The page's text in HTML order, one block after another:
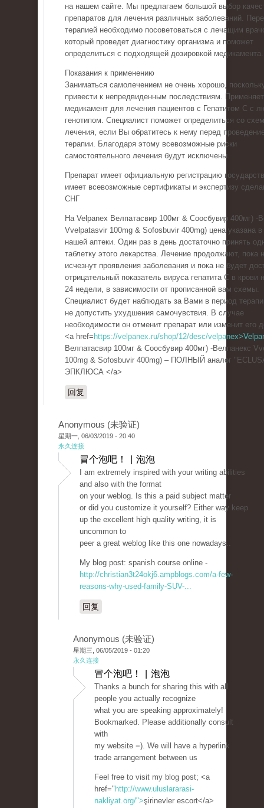
на нашем сайте. Мы предлагаем большой выбор
препаратов для лечения различных заболеваний.
терапией необходимо посоветоваться с лечащим
который проведет диагностику организма и поможет
определиться с подходящей дозировкой медикамента.
Показания к применению
Заниматься самолечением не очень хорошо,
привести к непредвиденным последствиям.
медикамент для лечения пациентов с Гепатитом С с
генотипом. Специалист поможет определиться со
лечения, если Вы обратитесь к нему перед
терапии. Благодаря этому всевозможные риски
самостоятельного лечения будут исключены.
Препарат имеет официальную регистрацию
имеет всевозможные сертификаты и экспертизу
СНГ
На Velpanex Велпатасвир 100мг & Соосбувир 400мг) -
Vvelpatasvir 100mg & Sofosbuvir 400mg) цена указана в
нашей аптеки. Один раз в день достаточно принять
таблетку этого лекарства. Лечение продолжают, пока
исчезнут проявления заболевания и пока не будет
отрицательный показатель вируса гепатита С в крови
24 недели, в зависимости от прописанной вам схемы.
Специалист будет наблюдать за Вами в период
не допустить ухудшения самочувствия. В случае
необходимости он отменит препарат или изменит его
<a href= https://velpanex.ru/shop/12/desc/
Велпатасвир 100мг & Соосбувир 400мг) -Велпанекс
100mg & Sofosbuvir 400mg) – ПОЛНЫЙ аналог
ЭПКЛЮСА </a>
回复
Anonymous (未验证)
星期一, 06/03/2019 - 20:40
永久连接
冒个泡吧！ | 泡泡
I am extremely inspired with your writing abilities
and also with the format
on your weblog. Is this a paid subject matter
or did you customize it yourself? Either way keep
up the excellent high quality writing, it is
uncommon to
peer a great weblog like this one nowadays..
My blog post: spanish course online -
http://christian3t24okj6.ampblogs.com/a-few-
reasons-why-used-family-SUV-...
回复
Anonymous (未验证)
星期三, 06/05/2019 - 01:20
永久连接
冒个泡吧！ | 泡泡
Thanks a bunch for sharing this with all
people you actually recognize
what you are speaking approximately!
Bookmarked. Please additionally consult
with
my website =). We will have a hyperlink
trade arrangement between us
Feel free to visit my blog post; <a
href=" http://www.uluslararasi-
nakliyat.org/">şirinevler escort</a>